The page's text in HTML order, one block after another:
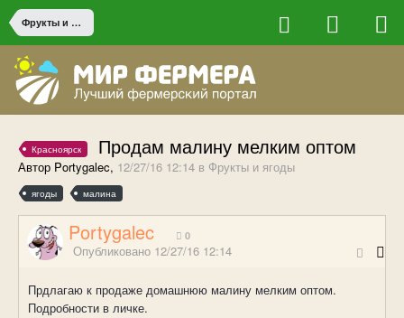
Фрукты и ягоды
Красноярск Продам малину мелким оптом
Автор Portygalec, 12/27/16 12:14 в Фрукты и ягоды
ягоды малина
Portygalec 0
Опубликовано 12/27/16 12:14
Прдлагаю к продаже домашнюю малину мелким оптом.
Подробности в личке.